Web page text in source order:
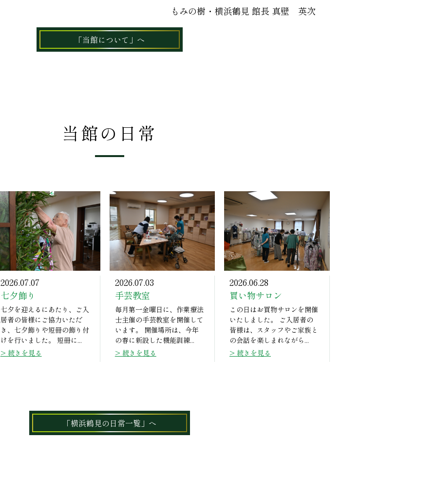
もみの樹・横浜鶴見 館長 真壁 英次
「当館について」へ
当館の日常
2026.07.07
七夕飾り
七夕を迎えるにあたり、ご入
居者の皆様にご協力いただ
き、七夕飾りや短冊の飾り付
けを行いました。 短冊に...
> 続きを見る
2026.07.03
手芸教室
毎月第一金曜日に、作業療法
士主催の手芸教室を開催して
います。 開催場所は、今年
の春に新設した機能訓練...
> 続きを見る
2026.06.28
買い物サロン
この日はお買物サロンを開催
いたしました。 ご入居者の
皆様は、スタッフやご家族と
の会話を楽しまれながら...
> 続きを見る
「横浜鶴見の日常一覧」へ